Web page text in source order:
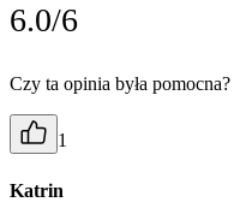
6.0/6
Czy ta opinia była pomocna?
1
Katrin